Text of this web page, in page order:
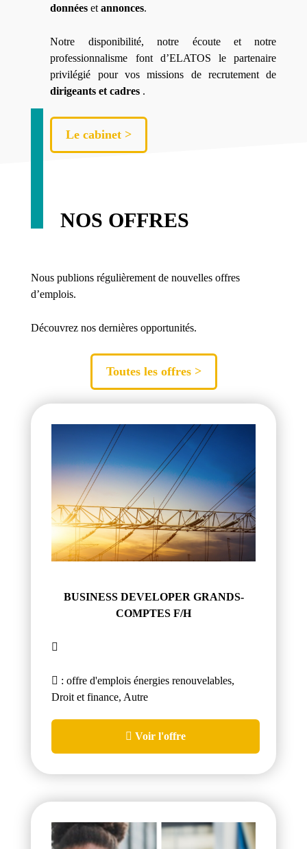
données etannonces.
Notre disponibilité, notre écoute et notre
professionnalisme font d’ELATOS le partenaire
privilégié pour vos missions de recrutement de
dirigeants et cadres .
Le cabinet >
NOS OFFRES
Nous publions régulièrement de nouvelles offres
d’emplois.
Découvrez nos dernières opportunités.
Toutes les offres >
BUSINESS DEVELOPER GRANDS-
COMPTES F/H
: offre d'emplois énergies renouvelables,
Droit et finance, Autre
Voir l'offre